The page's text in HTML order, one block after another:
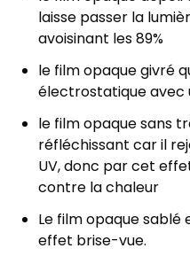
laisse passer la
avoisinant les 89%
le film opaque givré
électrostatique avec
le film opaque sans
réfléchissant car il
UV, donc par cet
contre la chaleur
Le film opaque sablé
effet brise-vue.